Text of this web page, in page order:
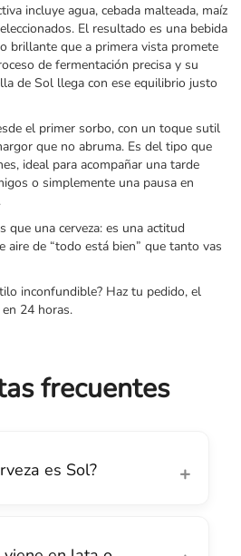
incluye agua, cebada malteada, maíz
El resultado es una bebida
brillante que a primera vista promete
de fermentación precisa y su
de Sol llega con ese equilibrio justo
el primer sorbo, con un toque sutil
que no abruma. Es del tipo que
ideal para acompañar una tarde
o simplemente una pausa en
que una cerveza: es una actitud
aire de “todo está bien” que tanto vas
inconfundible? Haz tu pedido, el
24 horas.
frecuentes
es Sol?